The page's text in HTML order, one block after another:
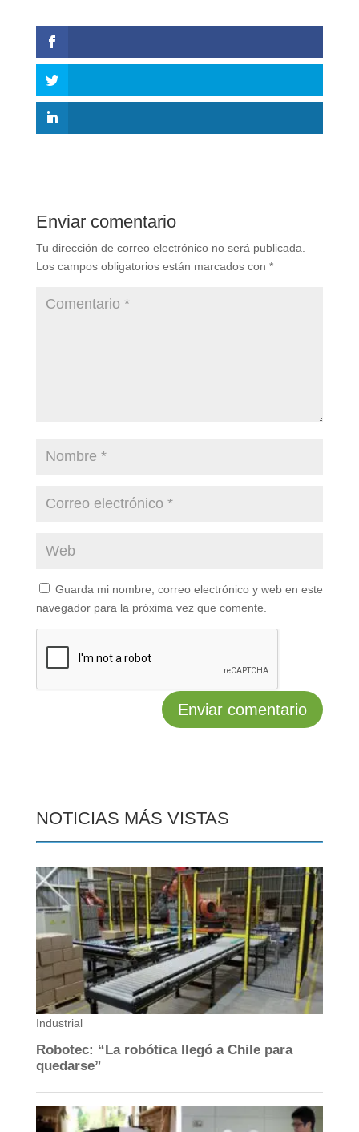
Enviar comentario
Tu dirección de correo electrónico no será publicada.
Los campos obligatorios están marcados con *
Guarda mi nombre, correo electrónico y web en este
navegador para la próxima vez que comente.
NOTICIAS MÁS VISTAS